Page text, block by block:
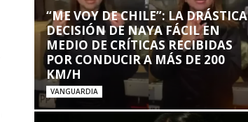
“ME VOY DE CHILE”: LA DRÁSTICA
DECISIÓN DE NAYA FÁCIL EN
MEDIO DE CRÍTICAS RECIBIDAS
POR CONDUCIR A MÁS DE 200
KM/H
VANGUARDIA